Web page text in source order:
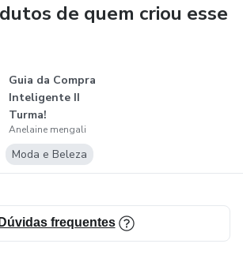
de quem criou esse
Guia da Compra
Inteligente II
Turma!
Anelaine mengali
Moda e Beleza
Dúvidas frequentes